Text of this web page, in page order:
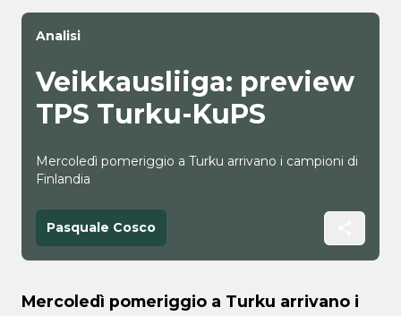
Analisi
Veikkausliiga: preview
TPS Turku-KuPS
Mercoledì pomeriggio a Turku arrivano i campioni di
Finlandia
Pasquale Cosco
Mercoledì pomeriggio a Turku arrivano i